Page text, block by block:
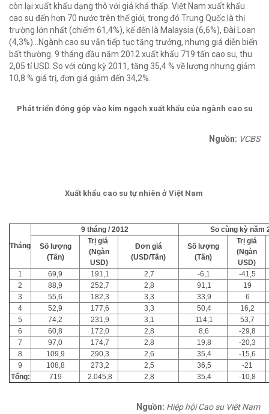
còn lại xuất khẩu dạng thô với giá khá thấp. Việt Nam xuất khẩu
cao su đến hơn 70 nước trên thế giới, trong đó Trung Quốc là thị
trường lớn nhất (chiếm 61,4%), kế đến là Malaysia (6,6%), Đài Loan
(4,3%)...Ngành cao su vẫn tiếp tục tăng trưởng, nhưng giá diễn biến
bất thường. 9 tháng đầu năm 2012 xuất khẩu 719 tấn cao su, thu
2,05 tỉ USD. So với cùng kỳ 2011, tăng 35,4 % về lượng nhưng giảm
10,8 % giá trị, đơn giá giảm đến 34,2%.
Phát triển đóng góp vào kim ngạch xuất khẩu của ngành cao su
Nguồn: VCBS
Xuất khẩu cao su tự nhiên ở Việt Nam
Tháng
9 tháng / 2012
So cùng kỳ năm
Số lượng
(Tấn)
Trị giá
(Ngàn
USD)
Đơn giá
(USD/Tấn)
Số lượng
(Tấn)
Trị giá
(Ngàn
USD)
1
69,9 191,1 2,7 -6,1
-41,5
2
88,9 252,7 2,8 91,1
19
3
55,6 182,3 3,3 33,9
6
4
52,9 177,6 3,3 50,4
16,2
5
74,2 231,9 3,1 114,1
53,7
6
60,8 172,0 2,8 8,6
-29,8
7
97,0 174,7 2,8 19,8
-20,3
8
109,9 290,3 2,6 35,4
-15,6
9
108,8 273,2 2,5 36,5
-21
Tổng:
719 2.045,8 2,8 35,4 -10,8
Nguồn: Hiệp hội Cao su Việt Nam